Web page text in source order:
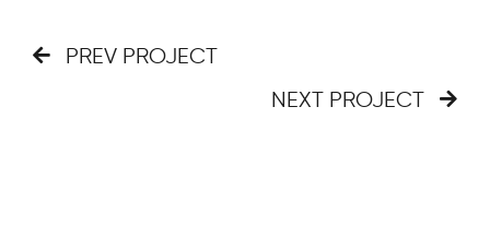
PREV PROJECT
NEXT PROJECT